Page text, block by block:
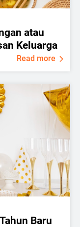
atau
Keluarga
Read more
Baru